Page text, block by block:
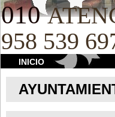
010
958 539
INICIO